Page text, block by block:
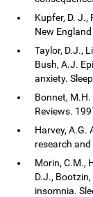
Kupfer, D. J.,
New
Taylor, D.J.,
Bush, A.J.
anxiety.
Bonnet,
Reviews.
Harvey, A.G.
research
Morin, C.M.,
D.J.,
insomnia.